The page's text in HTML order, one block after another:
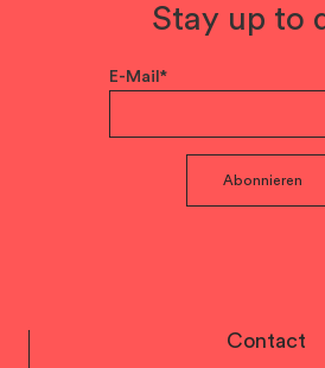
Stay up to
E-Mail*
Abonnieren
Contact